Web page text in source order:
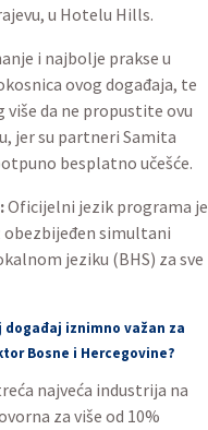
u Hotelu Hills.
i najbolje prakse u
ovog događaja, te
više da ne propustite ovu
jer su partneri Samita
besplatno učešće.
Oficijelni jezik programa je
obezbijeđen simultani
jeziku (BHS) za sve
događaj iznimno važan za
Bosne i Hercegovine?
najveća industrija na
za više od 10%